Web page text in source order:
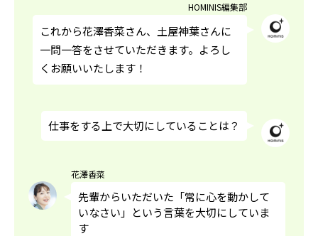
HOMINIS編集部
これから花澤香菜さん、土屋神葉さんに
一問一答をさせていただきます。よろし
くお願いいたします！
仕事をする上で大切にしていることは？
花澤香菜
先輩からいただいた「常に心を動かして
いなさい」という言葉を大切にしていま
す